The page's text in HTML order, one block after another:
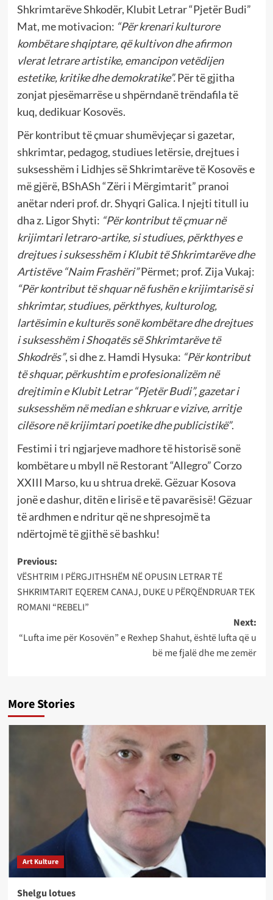
Shkrimtarëve Shkodër, Klubit Letrar “Pjetër Budi”
Mat, me motivacion: “Për krenari kulturore
kombëtare shqiptare, që kultivon dhe afirmon
vlerat letrare artistike, emancipon vetëdijen
estetike, kritike dhe demokratike”.Për të gjitha
zonjat pjesëmarrëse u shpërndanë trëndafila të
kuq, dedikuar Kosovës.
Për kontribut të çmuar shumëvjeçar si gazetar,
shkrimtar, pedagog, studiues letërsie, drejtues i
suksesshëm i Lidhjes së Shkrimtarëve të Kosovës e
më gjërë, BShASh “Zëri i Mërgimtarit” pranoi
anëtar nderi prof. dr. Shyqri Galica. I njejti titull iu
dha z. Ligor Shyti: “Për kontribut të çmuar në
krijimtari letraro-artike, si studiues, përkthyes e
drejtues i suksesshëm i Klubit të Shkrimtarëve dhe
Artistëve “Naim Frashëri”Përmet; prof. Zija Vukaj:
“Për kontribut të shquar në fushën e krijimtarisë si
shkrimtar, studiues, përkthyes, kulturolog,
lartësimin e kulturës sonë kombëtare dhe drejtues
i suksesshëm i Shoqatës së Shkrimtarëve të
Shkodrës”, si dhe z. Hamdi Hysuka: “Për kontribut
të shquar, përkushtim e profesionalizëm në
drejtimin e Klubit Letrar “Pjetër Budi”, gazetar i
suksesshëm në median e shkruar e vizive, arritje
cilësore në krijimtari poetike dhe publicistikë”.
Festimi i tri ngjarjeve madhore të historisë sonë
kombëtare u mbyll në Restorant “Allegro” Corzo
XXIII Marso, ku u shtrua drekë. Gëzuar Kosova
jonë e dashur, ditën e lirisë e të pavarësisë! Gëzuar
të ardhmen e ndritur që ne shpresojmë ta
ndërtojmë të gjithë së bashku!
Post
navigation
Previous:
VËSHTRIM I PËRGJITHSHËM NË OPUSIN LETRAR TË
SHKRIMTARIT EQEREM CANAJ, DUKE U PËRQËNDRUAR TEK
ROMANI “REBELI”
Next:
“Lufta ime për Kosovën” e Rexhep Shahut, është lufta që u
bë me fjalë dhe me zemër
More Stories
Art Kulture
Shelgu lotues